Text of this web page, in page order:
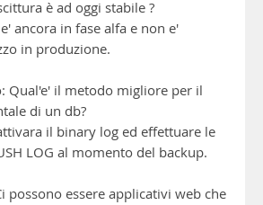
è ad oggi stabile ?
ancora in fase alfa e non e'
in produzione.
Qual'e' il metodo migliore per il
di un db?
il binary log ed effettuare le
LOG al momento del backup.
possono essere applicativi web che